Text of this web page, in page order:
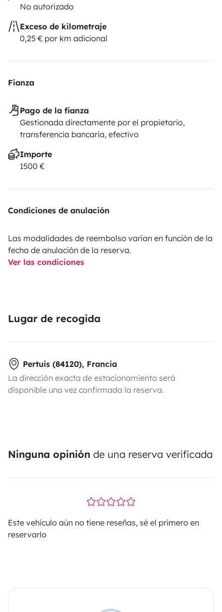
No autorizado
Exceso de kilometraje
0,25 € por km adicional
Fianza
Pago de la fianza
Gestionada directamente por el propietario,
transferencia bancaria, efectivo
Importe
1500 €
Condiciones de anulación
Las modalidades de reembolso varían en función de la
fecha de anulación de la reserva.
Ver las condiciones
Lugar de recogida
Pertuis (84120), Francia
La dirección exacta de estacionamiento será
disponible una vez confirmada la reserva.
Ninguna opinión de una reserva verificada
Este vehículo aún no tiene reseñas, sé el primero en
reservarlo